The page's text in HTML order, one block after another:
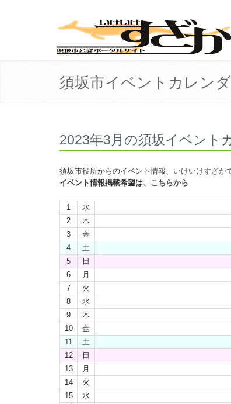
須坂市イベントカレン
2023年3月の須坂イベント
須坂市役所からのイベント情報、 いけいけすざか
イベント情報掲載希望は、 こちらから
1
水
2
木
3
金
4
土
5
日
6
月
7
火
8
水
9
木
10
金
11
土
12
日
13
月
14
火
15
水